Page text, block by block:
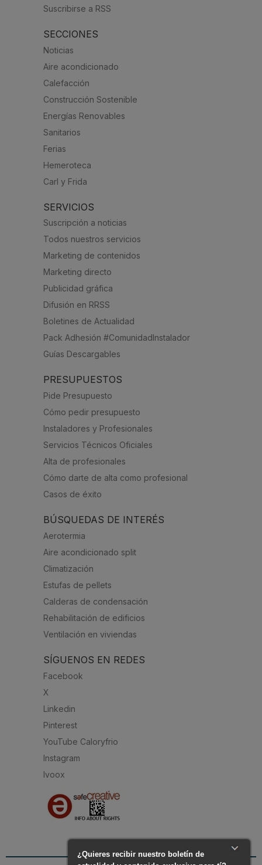
Suscribirse a RSS
SECCIONES
Noticias
Aire acondicionado
Calefacción
Construcción Sostenible
Energías Renovables
Sanitarios
Ferias
Hemeroteca
Carl y Frida
SERVICIOS
Suscripción a noticias
Todos nuestros servicios
Marketing de contenidos
Marketing directo
Publicidad gráfica
Difusión en RRSS
Boletines de Actualidad
Pack Adhesión #ComunidadInstalador
Guías Descargables
PRESUPUESTOS
Pide Presupuesto
Cómo pedir presupuesto
Instaladores y Profesionales
Servicios Técnicos Oficiales
Alta de profesionales
Cómo darte de alta como profesional
Casos de éxito
BÚSQUEDAS DE INTERÉS
Aerotermia
Aire acondicionado split
Climatización
Estufas de pellets
Calderas de condensación
Rehabilitación de edificios
Ventilación en viviendas
SÍGUENOS EN REDES
Facebook
X
Linkedin
Pinterest
YouTube Caloryfrio
Instagram
Ivoox